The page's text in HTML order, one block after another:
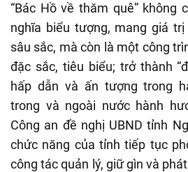
“Bác Hồ về thăm quê” không
nghĩa biểu tượng, mang giá
sâu sắc, mà còn là một công
đặc sắc, tiêu biểu; trở thành
hấp dẫn và ấn tượng trong
trong và ngoài nước hành
Công an đề nghị UBND tỉnh
chức năng của tỉnh tiếp tục
công tác quản lý, giữ gìn và